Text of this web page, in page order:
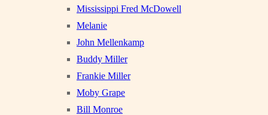
Mississippi Fred McDowell
Melanie
John Mellenkamp
Buddy Miller
Frankie Miller
Moby Grape
Bill Monroe